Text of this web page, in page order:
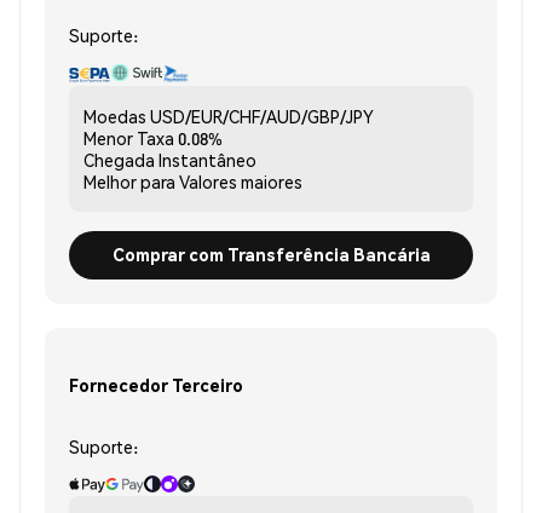
Suporte:
Moedas USD/EUR/CHF/AUD/GBP/JPY
Menor Taxa 0.08%
Chegada Instantâneo
Melhor para Valores maiores
Comprar com Transferência Bancária
Fornecedor Terceiro
Suporte: